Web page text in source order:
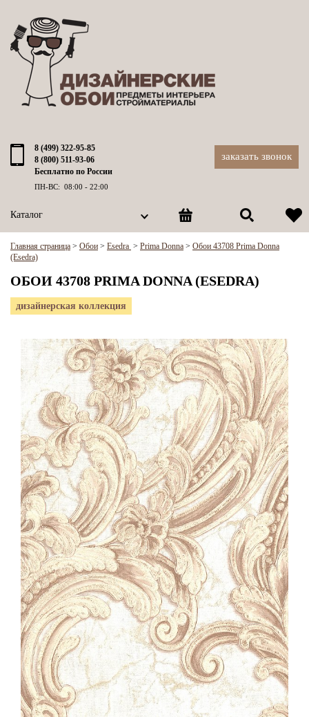
8 (499) 322-95-85
8 (800) 511-93-06
Бесплатно по России
ПН-ВС: 08:00 - 22:00
заказать звонок
Каталог
Главная страница > Обои > Esedra > Prima Donna > Обои 43708 Prima Donna
(Esedra)
ОБОИ 43708 PRIMA DONNA (ESEDRA)
дизайнерская коллекция